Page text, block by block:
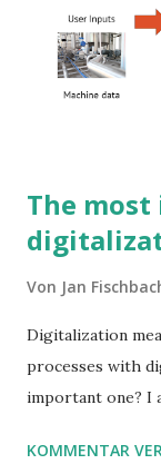
The
Von Jan
Digitalization
processes with
important one? I
KOMMENTAR